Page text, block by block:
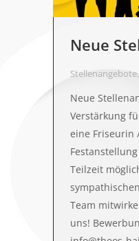
Neue
Stellenangebote,
Neue
Verstärkung
eine Friseurin
Teilzeit
Team
uns!